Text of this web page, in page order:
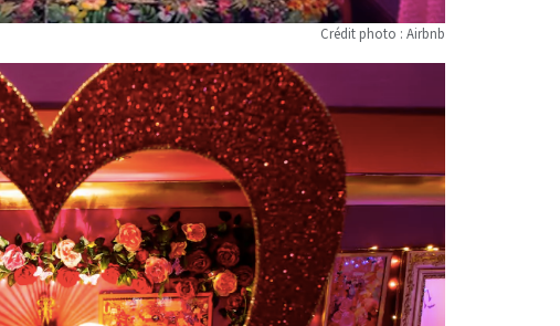
Crédit photo : Airbnb